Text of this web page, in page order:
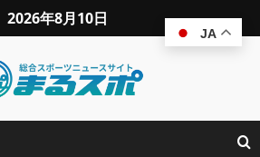
2026年8月10日
JA